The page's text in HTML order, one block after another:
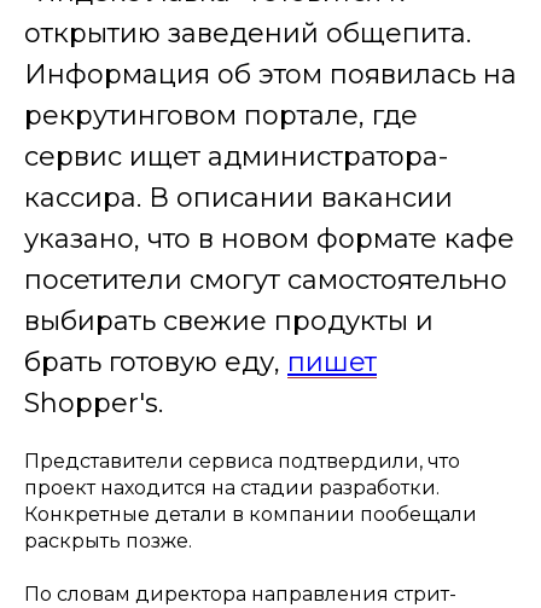
открытию заведений общепита.
Информация об этом появилась на
рекрутинговом портале, где
сервис ищет администратора-
кассира. В описании вакансии
указано, что в новом формате кафе
посетители смогут самостоятельно
выбирать свежие продукты и
брать готовую еду, пишет
Shopper's.
Представители сервиса подтвердили, что
проект находится на стадии разработки.
Конкретные детали в компании пообещали
раскрыть позже.
По словам директора направления стрит-